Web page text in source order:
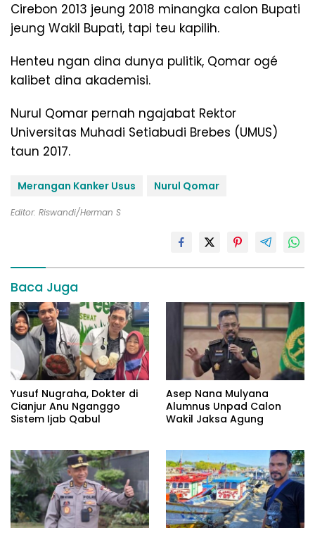
Cirebon 2013 jeung 2018 minangka calon Bupati
jeung Wakil Bupati, tapi teu kapilih.
Henteu ngan dina dunya pulitik, Qomar ogé
kalibet dina akademisi.
Nurul Qomar pernah ngajabat Rektor
Universitas Muhadi Setiabudi Brebes (UMUS)
taun 2017.
Merangan Kanker Usus Nurul Qomar
Editor: Riswandi/Herman S
Baca Juga
Yusuf Nugraha, Dokter di
Cianjur Anu Nganggo
Sistem Ijab Qabul
Asep Nana Mulyana
Alumnus Unpad Calon
Wakil Jaksa Agung